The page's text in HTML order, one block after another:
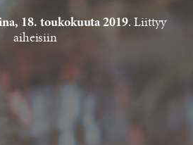
18. toukokuuta 2019. Liittyy
aiheisiin